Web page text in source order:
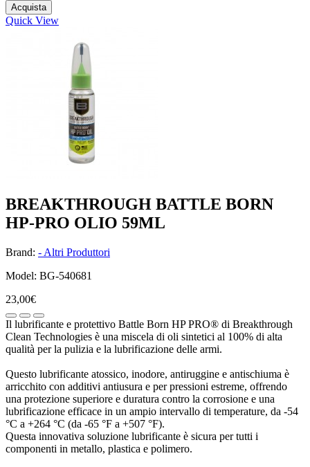
Acquista
Quick View
BREAKTHROUGH BATTLE BORN
HP-PRO OLIO 59ML
Brand: - Altri Produttori
Model: BG-540681
23,00€
Il lubrificante e protettivo Battle Born HP PRO® di Breakthrough
Clean Technologies è una miscela di oli sintetici al 100% di alta
qualità per la pulizia e la lubrificazione delle armi.
Questo lubrificante atossico, inodore, antiruggine e antischiuma è
arricchito con additivi antiusura e per pressioni estreme, offrendo
una protezione superiore e duratura contro la corrosione e una
lubrificazione efficace in un ampio intervallo di temperature, da -54
°C a +264 °C (da -65 °F a +507 °F).
Questa innovativa soluzione lubrificante è sicura per tutti i
componenti in metallo, plastica e polimero.